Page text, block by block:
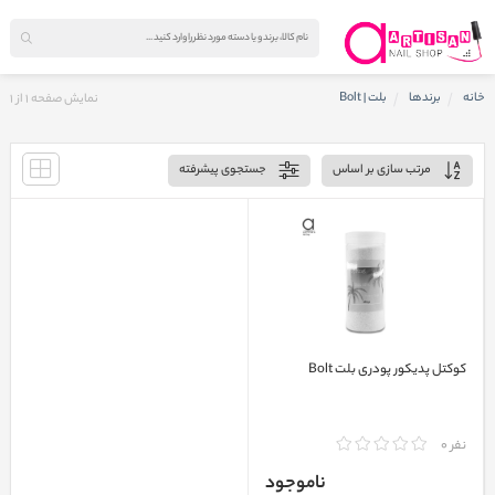
خانه برندها بلت | Bolt نمایش صفحه 1از1
مرتب سازی بر اساس جستجوی پیشرفته
کوکتل پدیکور پودری بلت Bolt
نفر 0
ناموجود